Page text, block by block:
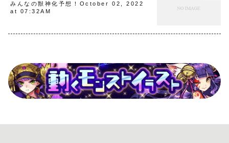
みんなの獣神化予想！October 02, 2022
at 07:32AM